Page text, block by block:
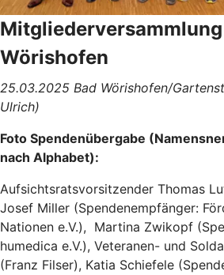
Wörishofen
25.03.2025 Bad Wörishofen/
Ulrich)
Foto Spendenübergabe
nach Alphabet):
Aufsichtsratsvorsitzender Thomas
Josef Miller (Spendenempfänger:
Nationen e.V.), Martina Zwikopf
humedica e.V.), Veteranen- und
(Franz Filser), Katia Schiefele